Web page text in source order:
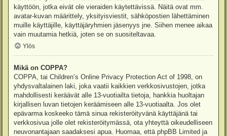
käyttöön, jotka eivät ole vieraiden käytettävissä. Näitä ovat mm.
avatar-kuvan määrittely, yksityisviestit, sähköpostien lähettäminen
muille käyttäjille, käyttäjäryhmien jäsenyys jne. Siihen menee aikaa
vain muutamia hetkiä, joten se on suositeltavaa.
Ylös
Mikä on COPPA?
COPPA, tai Children’s Online Privacy Protection Act of 1998, on
yhdysvaltalainen laki, joka vaatii kaikkien verkkosivustojen, jotka
mahdollisesti keräävät alle 13-vuotiailta tietoja, hankkia huoltajan
kirjallisen luvan tietojen keräämiseen alle 13-vuotiaalta. Jos olet
epävarma koskeeko tämä sinua rekisteröityvänä käyttäjänä tai
verkkosivua jolle olet rekisteröitymässä, ota yhteyttä oikeudelliseen
neuvonantajaan saadaksesi apua. Huomaa, että phpBB Limited ja